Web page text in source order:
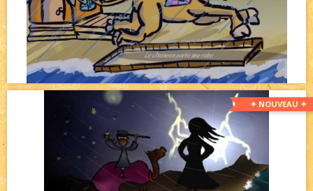
✦ NOUVEAU ✦